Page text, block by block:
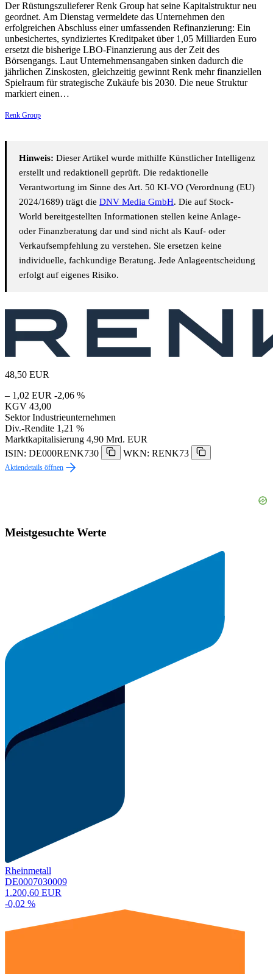
Der Rüstungszulieferer Renk Group hat seine Kapitalstruktur neu
geordnet. Am Dienstag vermeldete das Unternehmen den
erfolgreichen Abschluss einer umfassenden Refinanzierung: Ein
unbesichertes, syndiziertes Kreditpaket über 1,05 Milliarden Euro
ersetzt die bisherige LBO-Finanzierung aus der Zeit des
Börsengangs. Laut Unternehmensangaben sinken dadurch die
jährlichen Zinskosten, gleichzeitig gewinnt Renk mehr finanziellen
Spielraum für strategische Zukäufe bis 2030. Die neue Struktur
markiert einen…
Renk Group
Hinweis: Dieser Artikel wurde mithilfe Künstlicher Intelligenz
erstellt und redaktionell geprüft. Die redaktionelle
Verantwortung im Sinne des Art. 50 KI-VO (Verordnung (EU)
2024/1689) trägt die DNV Media GmbH. Die auf Stock-
World bereitgestellten Informationen stellen keine Anlage-
oder Finanzberatung dar und sind nicht als Kauf- oder
Verkaufsempfehlung zu verstehen. Sie ersetzen keine
individuelle, fachkundige Beratung. Jede Anlageentscheidung
erfolgt auf eigenes Risiko.
48,50 EUR
– 1,02 EUR -2,06 %
KGV 43,00
Sektor Industrieunternehmen
Div.-Rendite 1,21 %
Marktkapitalisierung 4,90 Mrd. EUR
ISIN: DE000RENK730
WKN: RENK73
Aktiendetails öffnen
Meistgesuchte Werte
Rheinmetall
DE0007030009
1.200,60 EUR
-0,02 %